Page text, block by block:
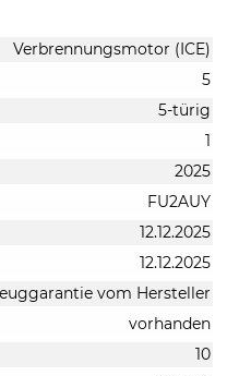
Verbrennungsmotor (ICE)
5
5-türig
1
2025
FU2AUY
12.12.2025
12.12.2025
vom Hersteller
vorhanden
10